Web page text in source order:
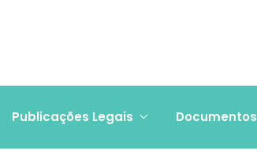
Publicações Legais Documentos